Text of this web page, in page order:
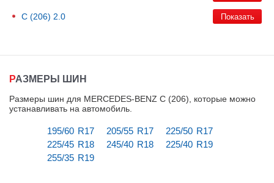
C (206) 2.0
РАЗМЕРЫ ШИН
Размеры шин для MERCEDES-BENZ C (206), которые можно
устанавливать на автомобиль
195/60 R17 205/55 R17
225/50 R17
225/45 R18
245/40 R18
225/40 R19
255/35 R19